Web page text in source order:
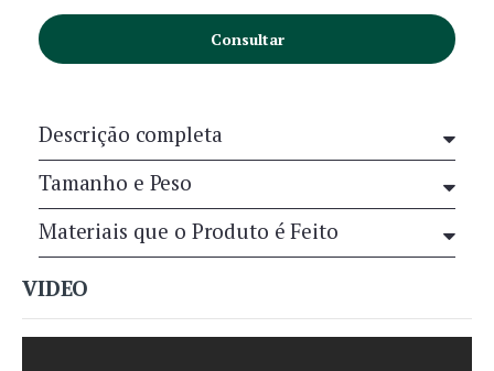
Consultar
Descrição completa
Tamanho e Peso
Materiais que o Produto é Feito
VIDEO